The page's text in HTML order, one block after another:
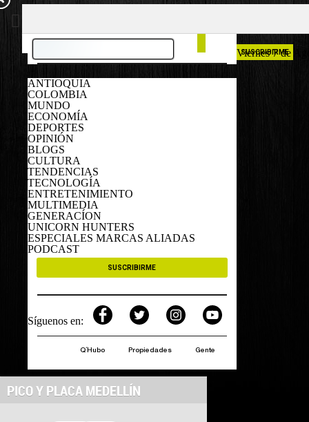
ANTIOQUIA
COLOMBIA
MUNDO
ECONOMÍA
DEPORTES
OPINIÓN
BLOGS
CULTURA
TENDENCIAS
TECNOLOGÍA
ENTRETENIMIENTO
MULTIMEDIA
GENERACÍON
UNICORN HUNTERS
ESPECIALES MARCAS ALIADAS
PODCAST
SUSCRIBIRME
Síguenos en:
Q´Hubo Propiedades Gente
Viernes 7 de
SUSCRIBIRME
PICO Y PLACA MEDELLÍN